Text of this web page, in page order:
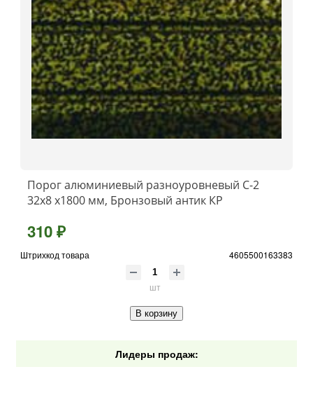
Порог алюминиевый разноуровневый C-2
32x8 x1800 мм, Бронзовый антик КР
310 ₽
Штрихкод товара 4605500163383
шт
В корзину
Лидеры продаж: